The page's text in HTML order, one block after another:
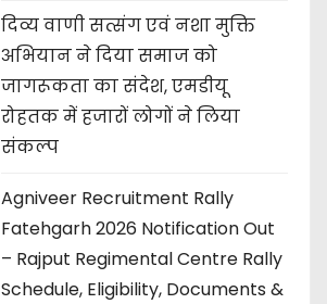
दिव्य वाणी सत्संग एवं नशा मुक्ति
अभियान ने दिया समाज को
जागरूकता का संदेश, एमडीयू
रोहतक में हजारों लोगों ने लिया
संकल्प
Agniveer Recruitment Rally
Fatehgarh 2026 Notification Out
– Rajput Regimental Centre Rally
Schedule, Eligibility, Documents &